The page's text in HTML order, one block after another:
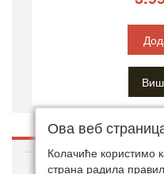
O ДВД ЗОНИ
Ова веб
Колачиће користимо
страна радила